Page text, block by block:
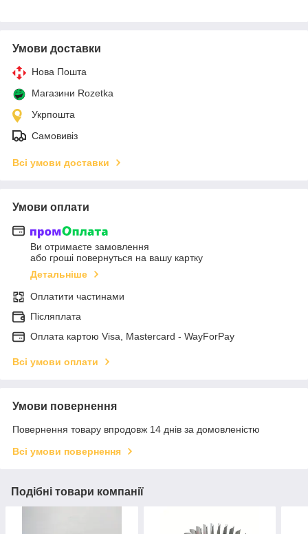
Умови доставки
Нова Пошта
Магазини Rozetka
Укрпошта
Самовивіз
Всі умови доставки
Умови оплати
Ви отримаєте замовлення
або гроші повернуться на вашу картку
Детальніше
Оплатити частинами
Післяплата
Оплата картою Visa, Mastercard - WayForPay
Всі умови оплати
Умови повернення
Повернення товару впродовж 14 днів за домовленістю
Всі умови повернення
Подібні товари компанії